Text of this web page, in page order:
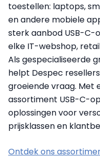
toestellen: laptops,
en andere mobiele
sterk aanbod USB-C-
elke IT-webshop,
Als gespecialiseerde
helpt Despec
groeiende vraag. Met
assortiment USB-C-
oplossingen voor
prijsklassen en
Ontdek ons